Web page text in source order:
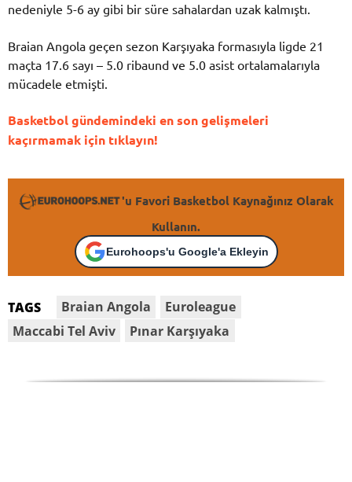
nedeniyle 5-6 ay gibi bir süre sahalardan uzak kalmıştı.
Braian Angola geçen sezon Karşıyaka formasıyla ligde 21
maçta 17.6 sayı – 5.0 ribaund ve 5.0 asist ortalamalarıyla
mücadele etmişti.
Basketbol gündemindeki en son gelişmeleri
kaçırmamak için tıklayın!
'u Favori Basketbol Kaynağınız Olarak
Kullanın.
Eurohoops'u Google'a Ekleyin
TAGS Braian Angola
Euroleague
Maccabi Tel Aviv
Pınar Karşıyaka